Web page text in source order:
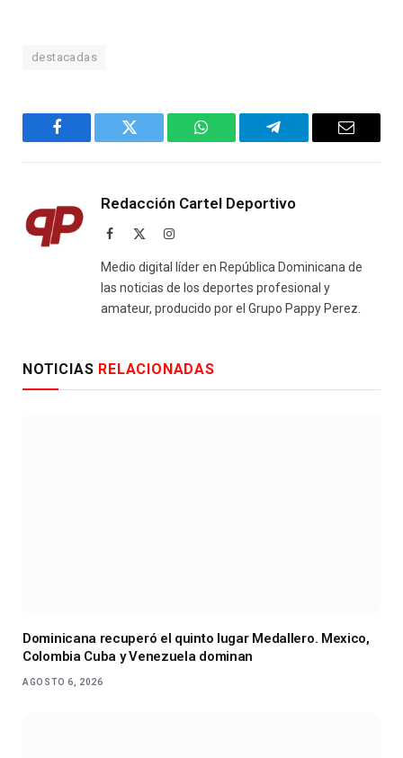
destacadas
Facebook Twitter WhatsAppTelegram Email
Redacción Cartel Deportivo
Facebook Instagram
Medio digital líder en República Dominicana de
las noticias de los deportes profesional y
amateur, producido por el Grupo Pappy Perez.
NOTICIAS RELACIONADAS
Dominicana recuperó el quinto lugar Medallero. Mexico,
Colombia Cuba y Venezuela dominan
AGOSTO 6, 2026